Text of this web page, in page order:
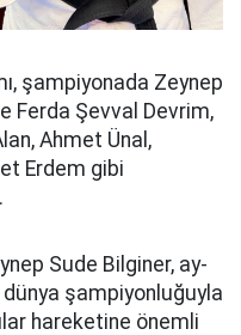
şampiyonada Zeynep
Ferda Şevval Devrim,
Ahmet Ünal,
Erdem gibi
Sude Bilginer, ay-
dünya şampiyonluğuyla
hareketine önemli